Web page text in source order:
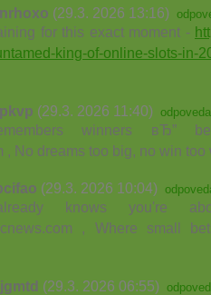
(29.3. 2026 13:16)
for this exact moment -
king-of-online-slots-in-
(29.3. 2026 11:40)
winners вЂ”
, No dreams too big, no win
(29.3. 2026 10:04)
knows you're
, Where small
(29.3. 2026 06:55)